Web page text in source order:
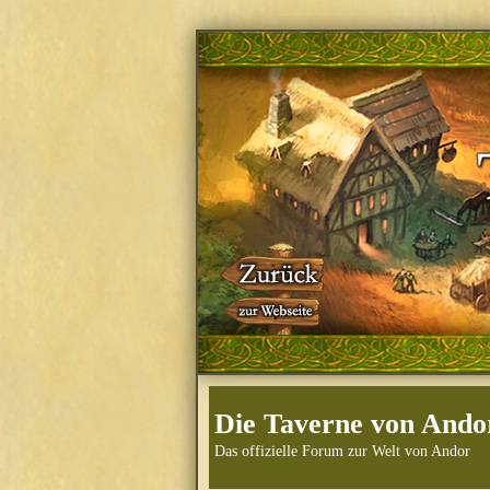
Die Taverne von
Das offizielle Forum zur Welt von Andor